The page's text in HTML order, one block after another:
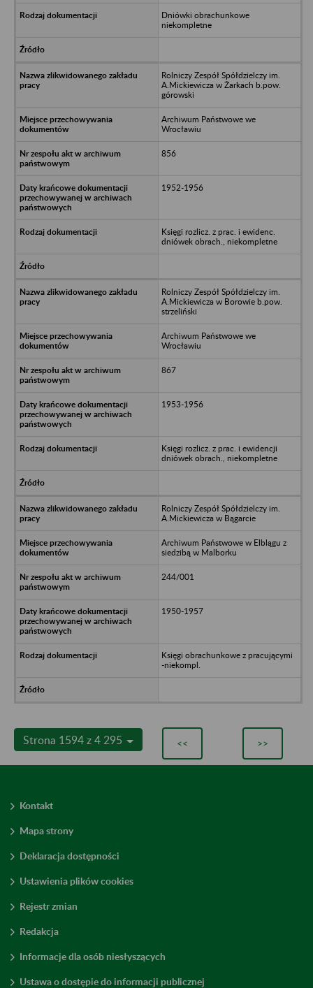
Dniówki obrachunkowe
niekompletne
Rolniczy Zespół Spółdzielczy im.
A.Mickiewicza w Żarkach b.pow.
górowski
Archiwum Państwowe we
Wrocławiu
856
1952-1956
Księgi rozlicz. z prac. i ewidenc.
dniówek obrach., niekompletne
Rolniczy Zespół Spółdzielczy im.
A.Mickiewicza w Borowie b.pow.
strzeliński
Archiwum Państwowe we
Wrocławiu
867
1953-1956
Księgi rozlicz. z prac. i ewidencji
dniówek obrach., niekompletne
Rolniczy Zespół Spółdzielczy im.
A.Mickiewicza w Bągarcie
Archiwum Państwowe w Elblągu z
siedzibą w Malborku
244/001
1950-1957
Księgi obrachunkowe z pracującymi
-niekompl.
Strona 1594 z 4 295 << >>
Kontakt
Mapa strony
Deklaracja dostępności
Ustawienia plików cookies
Rejestr zmian
Redakcja
Informacje dla osób niesłyszących
Ustawa o dostępie do informacji publicznej